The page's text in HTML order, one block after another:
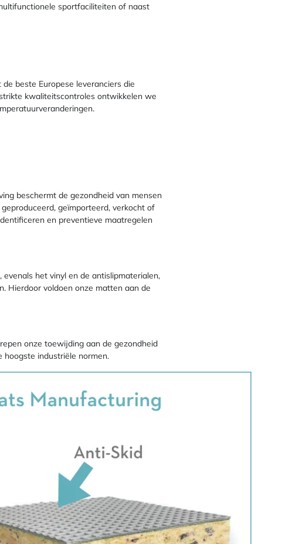
sportfaciliteiten of naast
beste Europese leveranciers die
kwaliteitscontroles ontwikkelen we
beschermt de gezondheid van mensen
geïmporteerd, verkocht of
en preventieve maatregelen
het vinyl en de antislipmaterialen,
Hierdoor voldoen onze matten aan de
onze toewijding aan de gezondheid
hoogste industriële normen.